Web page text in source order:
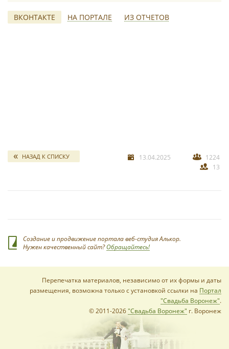
ВКОНТАКТЕ НА ПОРТАЛЕ ИЗ ОТЧЕТОВ
*
*
*
НАЗАД К СПИСКУ 13.04.2025
1224
13
Создание и продвижение портала веб-студия Алькор.
Нужен качественный сайт?Обращайтесь!
Перепечатка материалов, независимо от их формы и даты
размещения, возможна только с установкой ссылки на Портал
"Свадьба Воронеж".
© 2011-2026"Свадьба Воронеж" г. Воронеж